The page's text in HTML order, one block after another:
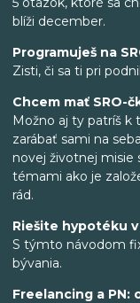
blíži december.
Programuješ na
Zisti, či sa ti pri
Chcem mať SRO-
Možno aj ty patríš k
zarábať sami na
novej životnej misie
témami ako je
rád.
Riešite hypotéku
S týmto návodom
bývania.
Freelancing a PN: